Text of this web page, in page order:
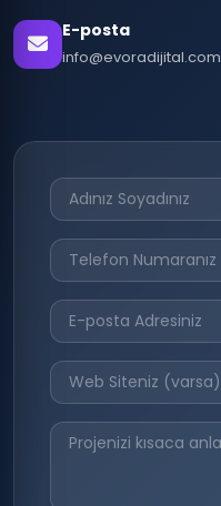
E-posta
info@evoradijital.com